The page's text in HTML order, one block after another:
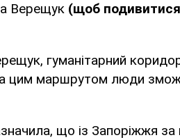
Верещук (щоб подивитися
гуманітарний
цим маршрутом люди
що із Запоріжжя